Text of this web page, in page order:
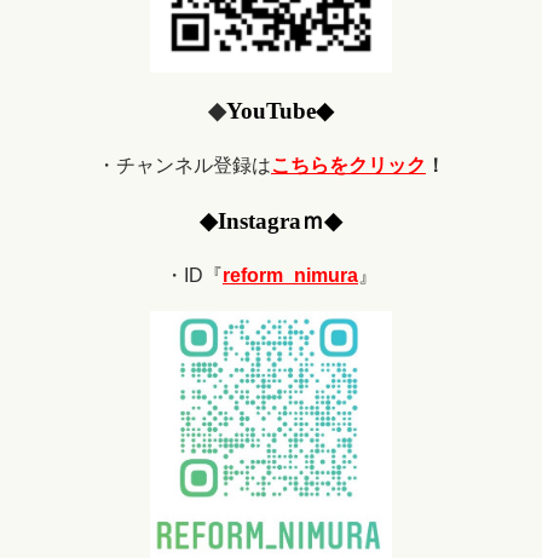
◆YouTube◆
・チャンネル登録はこちらをクリック ！
◆Instagraｍ◆
・ID『reform_nimura 』